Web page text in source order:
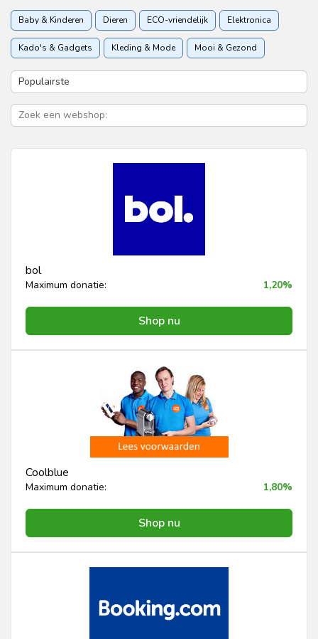
Baby & Kinderen Dieren ECO-vriendelijk Elektronica
Kado's & Gadgets Kleding & Mode Mooi & Gezond
Sport & Recreatie
Zorgverzekering
bol
Maximum donatie: 1,20%
Shop nu
Coolblue
Maximum donatie: 1,80%
Shop nu